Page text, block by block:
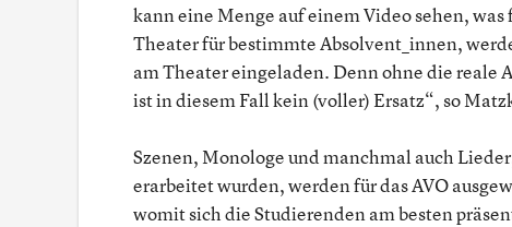
kann eine Menge auf einem Video sehen,
Theater für bestimmte Absolvent_innen,
am Theater eingeladen. Denn ohne die reale
ist in diesem Fall kein (voller) Ersatz“, so
Szenen, Monologe und manchmal auch
erarbeitet wurden, werden für das AVO
womit sich die Studierenden am besten